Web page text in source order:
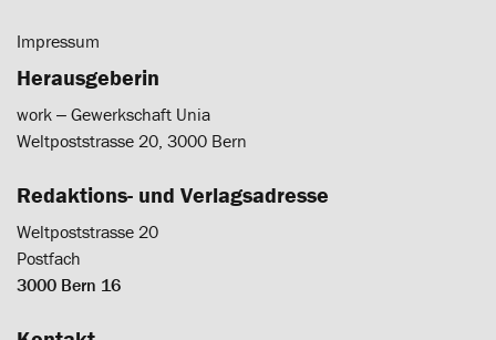
Impressum
Herausgeberin
work ‒ Gewerkschaft Unia
Weltpoststrasse 20, 3000 Bern
Redaktions- und Verlagsadresse
Weltpoststrasse 20
Postfach
3000 Bern 16